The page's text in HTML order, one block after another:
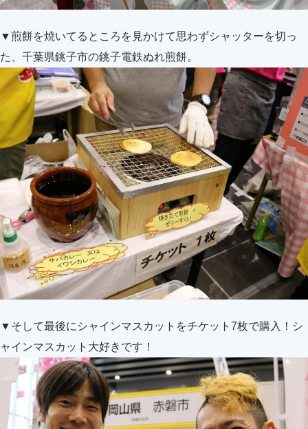
▼煎餅を焼いてるところを見かけて思わずシャッターを切っ
た、千葉県銚子市の銚子電鉄ぬれ煎餅。
▼そして最後にシャインマスカットをチケット7枚で購入！シ
ャインマスカット大好きです！